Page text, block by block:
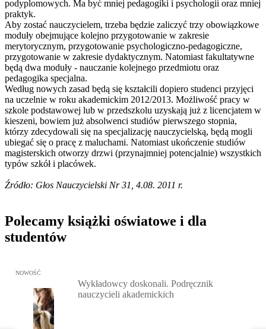
podyplomowych. Ma być mniej pedagogiki i psychologii oraz mniej
praktyk.
Aby zostać nauczycielem, trzeba będzie zaliczyć trzy obowiązkowe
moduły obejmujące kolejno przygotowanie w zakresie
merytorycznym, przygotowanie psychologiczno-pedagogiczne,
przygotowanie w zakresie dydaktycznym. Natomiast fakultatywne
będą dwa moduły - nauczanie kolejnego przedmiotu oraz
pedagogika specjalna.
Według nowych zasad będą się kształcili dopiero studenci przyjęci
na uczelnie w roku akademickim 2012/2013. Możliwość pracy w
szkole podstawowej lub w przedszkolu uzyskają już z licencjatem w
kieszeni, bowiem już absolwenci studiów pierwszego stopnia,
którzy zdecydowali się na specjalizację nauczycielską, będą mogli
ubiegać się o pracę z maluchami. Natomiast ukończenie studiów
magisterskich otworzy drzwi (przynajmniej potencjalnie) wszystkich
typów szkół i placówek.
Źródło: Głos Nauczycielski Nr 31, 4.08. 2011 r.
Polecamy książki oświatowe i dla
studentów
Przejdź do: Wykładowcy doskonali. Podręcznik nauczycieli
NOWOŚĆ
Wykładowcy doskonali. Podręcznik
nauczycieli akademickich